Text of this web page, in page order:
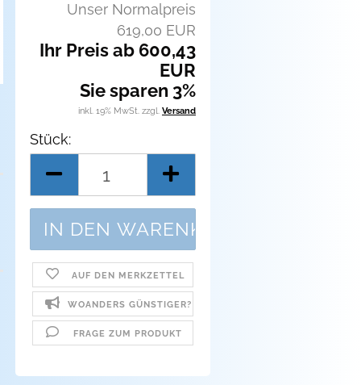
Unser Normalpreis
619,00 EUR
Ihr Preis ab 600,43
EUR
Sie sparen 3%
inkl. 19% MwSt. zzgl. Versand
Stück:
Stück
AUF DEN MERKZETTEL
WOANDERS GÜNSTIGER?
FRAGE ZUM PRODUKT